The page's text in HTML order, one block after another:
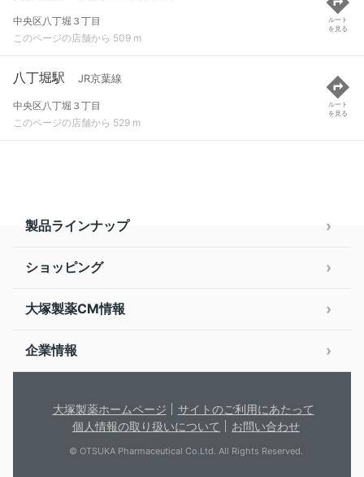
中央区八丁堀３丁目
このページの店舗から 509 m
ルート
を見る
八丁堀駅 JR京葉線
中央区八丁堀３丁目
このページの店舗から 529 m
ルート
を見る
製品ラインナップ
ショッピング
大塚製薬CM情報
企業情報
大塚製薬ホームページ
サイトのご利用にあたって
個人情報の取り扱いについて
お問い合わせ
© OTSUKA Pharmaceutical Co.Ltd. All Rights Reserved.